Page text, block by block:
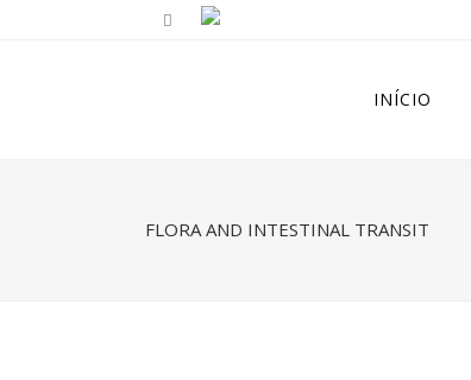
INÍCIO
FLORA AND INTESTINAL TRANSIT